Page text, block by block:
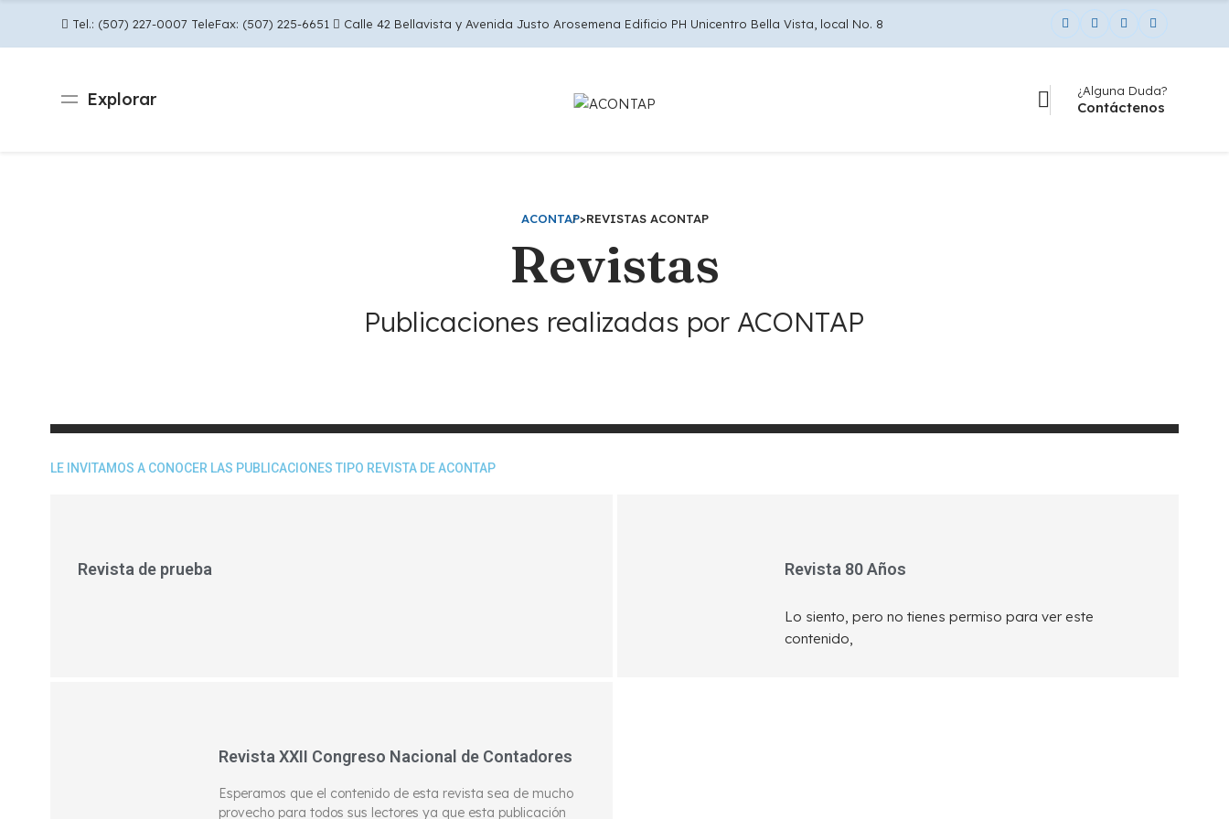
Tel.: (507) 227-0007 TeleFax: (507) 225-6651 Calle 42 Bellavista y Avenida Justo Arosemena Edificio PH Unicentro Bella Vista, local No. 8
Explorar ¿Alguna Duda?
Contáctenos
ACONTAP>REVISTAS ACONTAP
Revistas
Publicaciones realizadas por ACONTAP
LE INVITAMOS A CONOCER LAS PUBLICACIONES TIPO REVISTA DE ACONTAP
Revista de prueba Revista 80 Años
Lo siento, pero no tienes permiso para ver este
contenido,
Revista XXII Congreso Nacional de Contadores
Esperamos que el contenido de esta revista sea de mucho
provecho para todos sus lectores ya que esta publicación